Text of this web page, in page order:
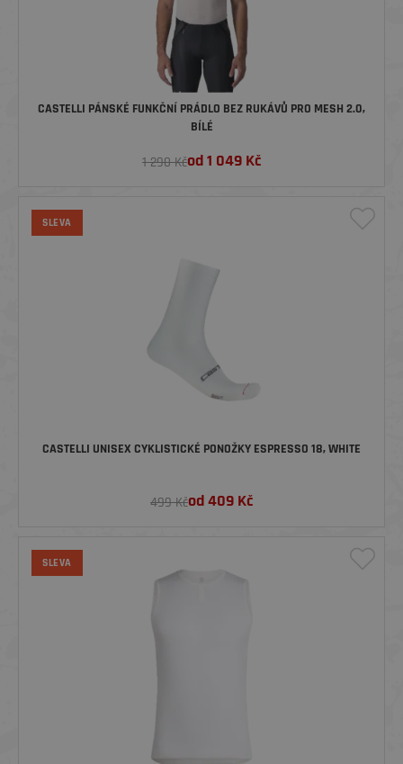
CASTELLI PÁNSKÉ FUNKČNÍ PRÁDLO BEZ RUKÁVŮ PRO MESH 2.0,
BÍLÉ
1 290 Kčod1 049 Kč
SLEVA
CASTELLI UNISEX CYKLISTICKÉ PONOŽKY ESPRESSO 18, WHITE
499 Kčod409 Kč
SLEVA